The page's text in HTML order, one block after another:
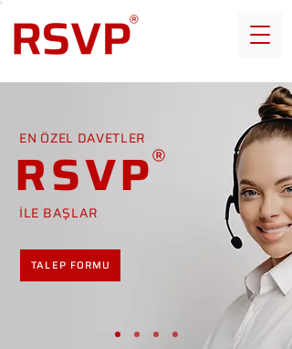
EN ÖZEL DAVETLER
RSVP
İLE BAŞLAR
TALEP FORMU